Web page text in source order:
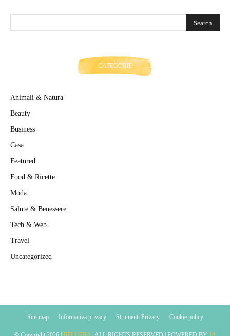
CATEGORIE
Animali & Natura
Beauty
Business
Casa
Featured
Food & Ricette
Moda
Salute & Benessere
Tech & Web
Travel
Uncategorized
Site-map Informativa privacy Strumenti Privacy Cookie policy